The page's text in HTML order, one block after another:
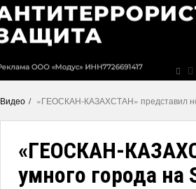
Видео «ГЕОСКАН-КАЗАХСТАН» представил
«ГЕОСКАН-
умного города на